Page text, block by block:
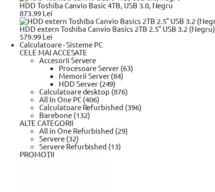
HDD Toshiba Canvio Basic 4TB, USB 3.0, Negru
873.99 Lei
HDD extern Toshiba Canvio Basics 2TB 2.5" USB 3.2 (Negru)
579.99 Lei
Calculatoare - Sisteme PC
CELE MAI ACCESATE
Accesorii Servere
Procesoare Server (63)
Memorii Server (84)
HDD Server (249)
Calculatoare desktop (876)
All In One PC (406)
Calculatoare Refurbished (396)
Barebone (132)
ALTE CATEGORII
All in One Refurbished (29)
Servere (32)
Servere Refurbished (13)
PROMOŢII
Resurse si Informatii legale
Black Friday
Review-uri si tutoriale video
Glosar
ANPC - Protectia Consumatorilor
SAL
Informatii privind DEEE
Harta Site